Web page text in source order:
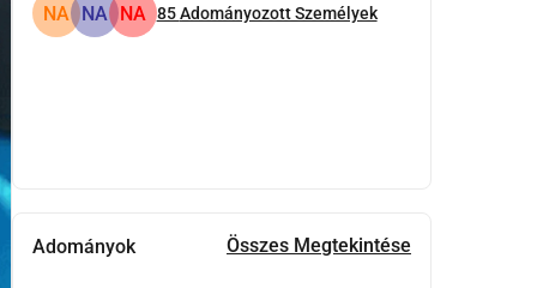
NA NA NA 85Adományozott Személyek
Adományok Összes Megtekintése